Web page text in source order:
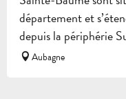
département et
depuis la périphérie
Aubagne